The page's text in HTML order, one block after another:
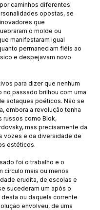
caminhos diferentes.
opostas, se
que
o molde ou
manifestaram igual
permaneciam fiéis ao
e despejavam novo
para dizer que nenhum
no passado brilhou com uma
sotaques poéticos. Não se
embora a revolução tenha
russos como Blok,
mas precisamente da
vozes e da diversidade de
estéticos.
foi o trabalho e o
círculo mais ou menos
erudita, de escolas e
sucederam um após o
ou daquela corrente
envolveu, de uma